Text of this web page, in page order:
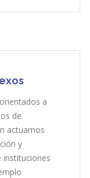
a
de
actuamos
y
instituciones